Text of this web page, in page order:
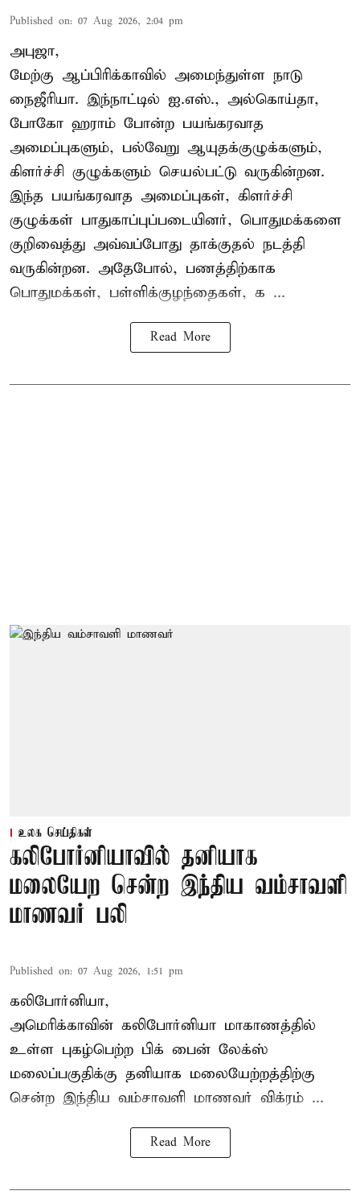
Published on: 07 Aug 2026, 2:04 pm
அபுஜா,
மேற்கு ஆப்பிரிக்காவில் அமைந்துள்ள நாடு
நைஜீரியா. இந்நாட்டில் ஐ.எஸ்., அல்கொய்தா,
போகோ ஹராம் போன்ற பயங்கரவாத
அமைப்புகளும், பல்வேறு ஆயுதக்குழுக்களும்,
கிளர்ச்சி குழுக்களும் செயல்பட்டு வருகின்றன.
இந்த பயங்கரவாத அமைப்புகள், கிளர்ச்சி
குழுக்கள் பாதுகாப்புப்படையினர், பொதுமக்களை
குறிவைத்து அவ்வப்போது தாக்குதல் நடத்தி
வருகின்றன. அதேபோல், பணத்திற்காக
பொதுமக்கள், பள்ளிக்குழந்தைகள், க ...
Read More
உலக செய்திகள்
கலிபோர்னியாவில் தனியாக
மலையேற சென்ற இந்திய வம்சாவளி
மாணவர் பலி
Published on: 07 Aug 2026, 1:51 pm
கலிபோர்னியா,
அமெரிக்காவின் கலிபோர்னியா மாகாணத்தில்
உள்ள புகழ்பெற்ற பிக் பைன் லேக்ஸ்
மலைப்பகுதிக்கு தனியாக மலையேற்றத்திற்கு
சென்ற இந்திய வம்சாவளி மாணவர் விக்ரம் ...
Read More